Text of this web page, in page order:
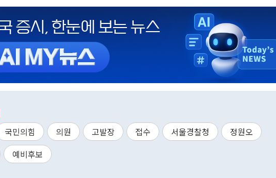
국민의힘 의원 고발장 접수 서울경찰청
정원오
예비후보